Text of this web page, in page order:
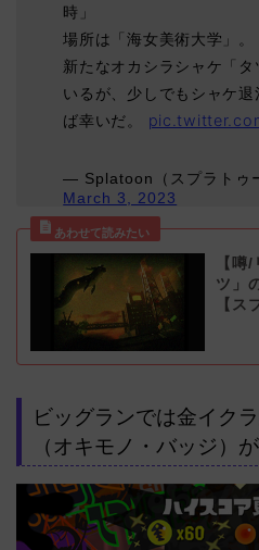
時」
場所は「海女美術大学」。
新たなオカシラシャケ「
いるが、少しでもシャケ
ば幸いだ。
— Splatoon（スプラトゥ
March 3, 2023
【噂
ツ」
【ス
ビッグランでは金イク
（オキモノ・バッジ）